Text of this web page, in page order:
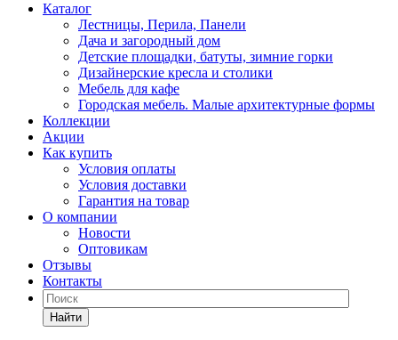
Каталог
Лестницы, Перила, Панели
Дача и загородный дом
Детские площадки, батуты, зимние горки
Дизайнерские кресла и столики
Мебель для кафе
Городская мебель. Малые архитектурные формы
Коллекции
Акции
Как купить
Условия оплаты
Условия доставки
Гарантия на товар
О компании
Новости
Оптовикам
Отзывы
Контакты
Найти